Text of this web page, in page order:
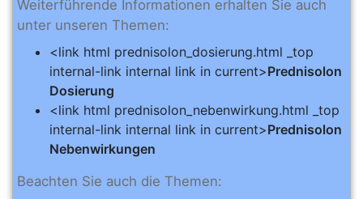
Weiterführende Informationen erhalten Sie auch
unter unseren Themen:
<link html prednisolon_dosierung.html _top
internal-link internal link in current>Prednisolon
Dosierung
<link html prednisolon_nebenwirkung.html _top
internal-link internal link in current>Prednisolon
Nebenwirkungen
Beachten Sie auch die Themen: